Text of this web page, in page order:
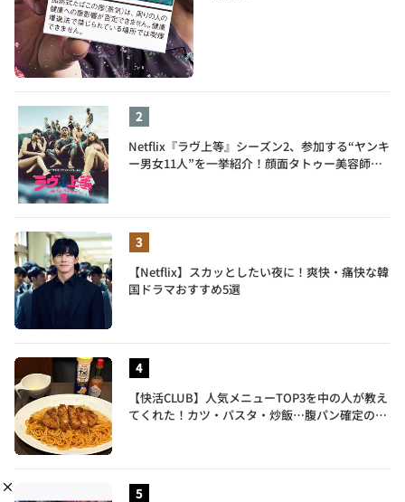
Netflix『ラヴ上等』シーズン2、参加する“ヤンキ
ー男女11人”を一挙紹介！顔面タトゥー美容師、
【Netflix】スカッとしたい夜に！爽快・痛快な韓
国ドラマおすすめ5選
【快活CLUB】人気メニューTOP3を中の人が教え
てくれた！カツ・パスタ・炒飯…腹パン確定のガ